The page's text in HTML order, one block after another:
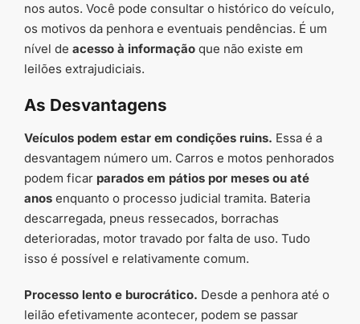
nos autos. Você pode consultar o histórico do veículo,
os motivos da penhora e eventuais pendências. É um
nível de acesso à informação que não existe em
leilões extrajudiciais.
As Desvantagens
Veículos podem estar em condições ruins. Essa é a
desvantagem número um. Carros e motos penhorados
podem ficar parados em pátios por meses ou até
anos enquanto o processo judicial tramita. Bateria
descarregada, pneus ressecados, borrachas
deterioradas, motor travado por falta de uso. Tudo
isso é possível e relativamente comum.
Processo lento e burocrático. Desde a penhora até o
leilão efetivamente acontecer, podem se passar